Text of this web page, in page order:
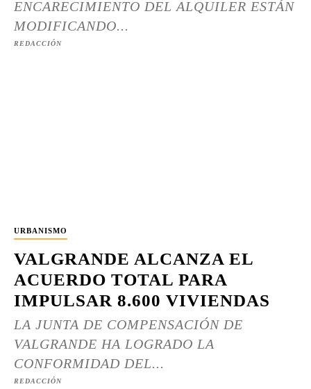
ENCARECIMIENTO DEL ALQUILER ESTÁN
MODIFICANDO...
REDACCIÓN
URBANISMO
VALGRANDE ALCANZA EL
ACUERDO TOTAL PARA
IMPULSAR 8.600 VIVIENDAS
LA JUNTA DE COMPENSACIÓN DE
VALGRANDE HA LOGRADO LA
CONFORMIDAD DEL...
REDACCIÓN